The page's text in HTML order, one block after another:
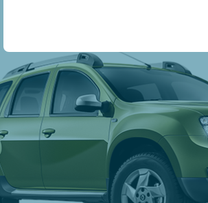
sicherzustellen, indem Ihre